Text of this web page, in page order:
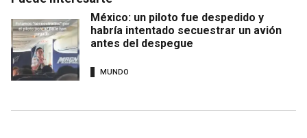
México: un piloto fue despedido y
habría intentado secuestrar un avión
antes del despegue
MUNDO